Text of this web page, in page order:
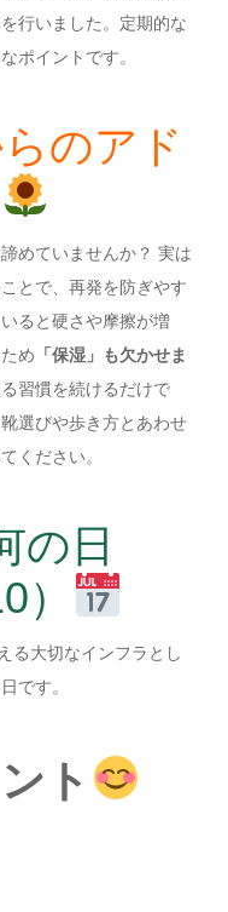
行いました。定期的な
ポイントです。
のアド
めていませんか？ 実は
とで、再発を防ぎやす
ると硬さや摩擦が増
め 「保湿」も欠かせま
習慣を続けるだけで
選びや歩き方とあわせ
ください。
の日
）
る大切なインフラとし
です。
ト